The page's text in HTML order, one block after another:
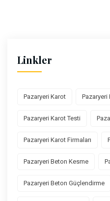
Linkler
Pazaryeri Karot Pazaryeri
Pazaryeri Karot Testi
Pazaryeri Karot Firmaları
Pazaryeri Beton Kesme
Pazaryeri Beton Güçlendirme